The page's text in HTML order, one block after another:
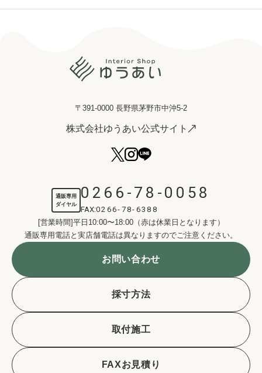
〒391-0000 長野県茅野市中沖5-2
株式会社ゆうあい公式サイト
通販専用
ダイヤル
0266-78-0058
FAX:0266-78-6388
[営業時間]平日10:00〜18:00（赤は休業日となります）
通販専用電話と実店舗電話は異なりますのでご注意ください。
お問い合わせ
採寸方法
取付施工
FAXお見積り